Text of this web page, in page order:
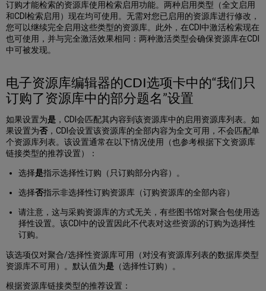
中？
如
何
使
的
开
放
获
取
资
源
库
的
容
示
在
接
解
析
器
订购才能检索的资源库使用检索启用功能。两种启用类型（全文启用
和CDI检索启用）现在均可使用。无需对您已启用的资源库进行修改，
您可以继续完全启用这些类型的资源库。此外，在CDI中激活检索现在
也可使用，并与完全激活效果相同：两种激活类型会确保资源库在CDI
中可被发现。
电子资源库编辑器的CDI选项卡中的“我们只
订购了资源库中的部分题名”设置
如果设置为是 ，CDI会匹配其内容到该资源库中的启用资源库列表。如
果设置为否 ，CDI会设置该资源库的全部内容为全文可用，不会匹配单
个资源库列表。该设置通常在以下情况使用（也参考根据下文资源库
链接类型的推荐设置）：
选择是指示选择性订购（只订购部分内容）。
选择否指示非选择性订购资源库（订购资源库的全部内容）
请注意，这与采购资源库的方式无关，有些图书馆对聚合包使用选
择性设置。该CDI中的设置因此不代表对这些资源的订购为选择性
订购。
该选项仅对聚合/选择性资源库可用（对没有资源库列表的数据库类型
资源库不可用）。默认值为是 （选择性订购）。
根据资源库链接类型的推荐设置：